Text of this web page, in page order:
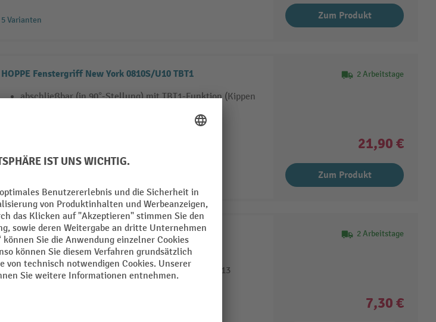
5 Varianten Zum Produkt
HOPPE Fenstergriff New York 0810S/U10 TBT1
abschließbar (in 90°-Stellung) mit TBT1-Funktion (Kippen
2 Arbeitstage
21,90 €
Zum Produkt
HOPPE Fenstergriff New York 0810SV/U10
mit Druckknopf
erfüllt die Anforderungen nach AhS RAL-RG 607/13
2 Arbeitstage
7,30 €